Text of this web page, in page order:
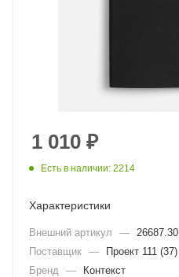
1 010 ₽
Есть в наличии: 2214
Характеристики
Внешний артикул —
26687.30
Поставщик —
Проект 111 (37)
Бренд
—
Контекст